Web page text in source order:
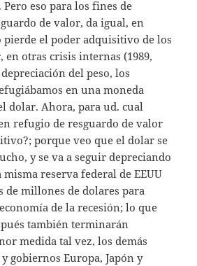
eso para los fines de
de valor, da igual, en
pierde el poder adquisitivo de los
en otras crisis internas (1989,
del peso, los
en una moneda
dolar. Ahora, para ud. cual
refugio de resguardo de valor
porque veo que el dolar se
y se va a seguir depreciando
reserva federal de EEUU
de millones de dolares para
de la recesión; lo que
también terminarán
medida tal vez, los demás
gobiernos Europa, Japón y